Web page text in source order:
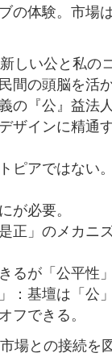
の体験。市場
しい公と私の
間の頭脳を活
の『公』益法
ザインに精通
ピアではない
が必要。
正」のメカニ
るが「公平性
：基壇は「公
フできる。
場との接続を